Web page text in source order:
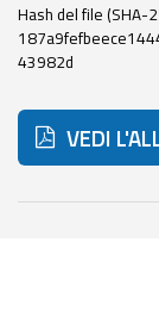
Il progetto
Allerta
Emilia-
Romagna
Contatti
Hash del file (SHA-
43982d
VEDI